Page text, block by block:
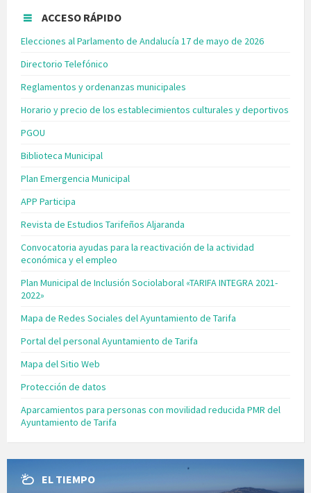
ACCESO RÁPIDO
Elecciones al Parlamento de Andalucía 17 de mayo de 2026
Directorio Telefónico
Reglamentos y ordenanzas municipales
Horario y precio de los establecimientos culturales y deportivos
PGOU
Biblioteca Municipal
Plan Emergencia Municipal
APP Participa
Revista de Estudios Tarifeños Aljaranda
Convocatoria ayudas para la reactivación de la actividad
económica y el empleo
Plan Municipal de Inclusión Sociolaboral «TARIFA INTEGRA 2021-
2022»
Mapa de Redes Sociales del Ayuntamiento de Tarifa
Portal del personal Ayuntamiento de Tarifa
Mapa del Sitio Web
Protección de datos
Aparcamientos para personas con movilidad reducida PMR del
Ayuntamiento de Tarifa
EL TIEMPO